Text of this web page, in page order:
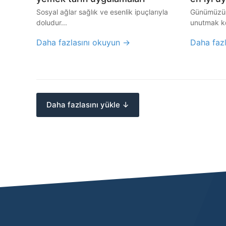
Sosyal ağlar sağlık ve esenlik ipuçlarıyla
doludur...
Daha fazlasını okuyun →
unutmak
Daha
Daha fazlasını yükle ↓